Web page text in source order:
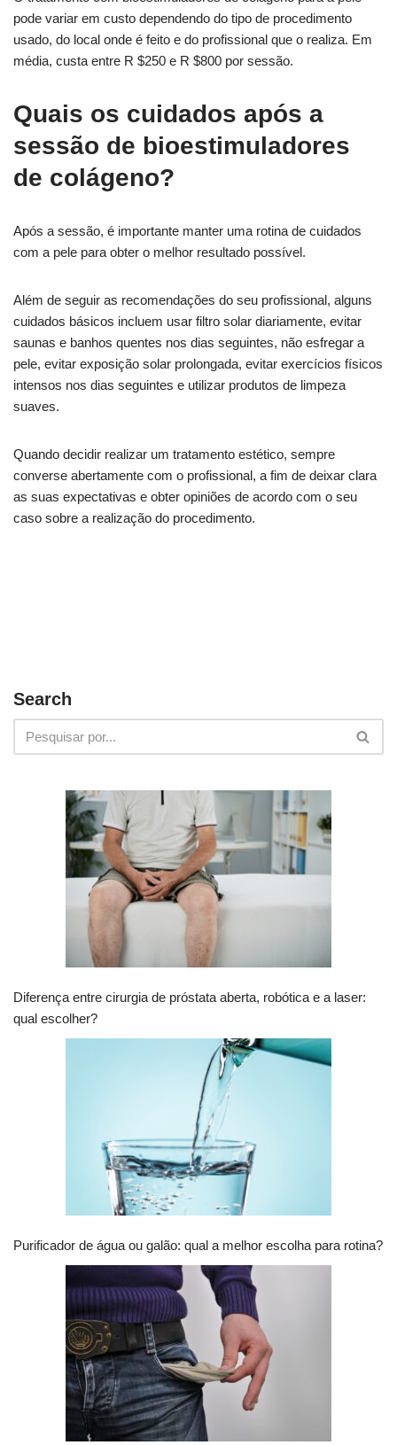
pode variar em custo dependendo do tipo de procedimento
usado, do local onde é feito e do profissional que o realiza. Em
média, custa entre R $250 e R $800 por sessão.
Quais os cuidados após a
sessão de bioestimuladores
de colágeno?
Após a sessão, é importante manter uma rotina de cuidados
com a pele para obter o melhor resultado possível.
Além de seguir as recomendações do seu profissional, alguns
cuidados básicos incluem usar filtro solar diariamente, evitar
saunas e banhos quentes nos dias seguintes, não esfregar a
pele, evitar exposição solar prolongada, evitar exercícios físicos
intensos nos dias seguintes e utilizar produtos de limpeza
suaves.
Quando decidir realizar um tratamento estético, sempre
converse abertamente com o profissional, a fim de deixar clara
as suas expectativas e obter opiniões de acordo com o seu
caso sobre a realização do procedimento.
Search
Diferença entre cirurgia de próstata aberta, robótica e a laser:
qual escolher?
Purificador de água ou galão: qual a melhor escolha para rotina?